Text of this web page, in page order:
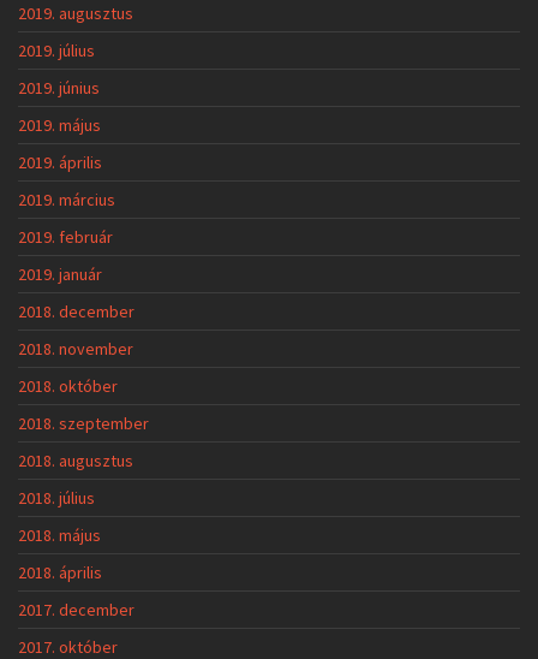
2019. augusztus
2019. július
2019. június
2019. május
2019. április
2019. március
2019. február
2019. január
2018. december
2018. november
2018. október
2018. szeptember
2018. augusztus
2018. július
2018. május
2018. április
2017. december
2017. október